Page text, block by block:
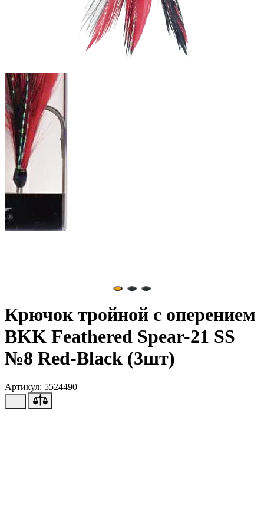
Крючок тройной с оперением
BKK Feathered Spear-21 SS
№8 Red-Black (3шт)
Артикул: 5524490